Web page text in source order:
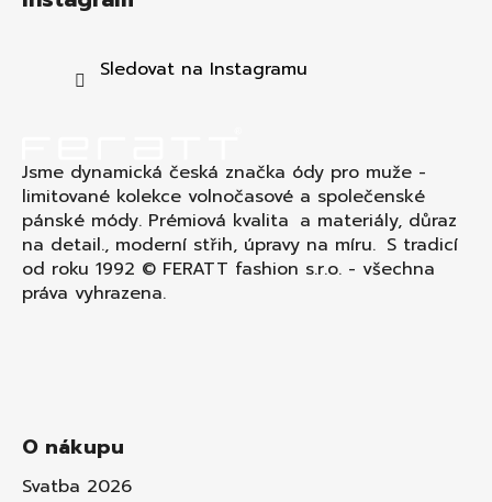
Sledovat na Instagramu
Jsme dynamická česká značka ódy pro muže -
limitované kolekce volnočasové a společenské
pánské módy. Prémiová kvalita a materiály, důraz
na detail., moderní střih, úpravy na míru. S tradicí
od roku 1992 © FERATT fashion s.r.o. - všechna
práva vyhrazena.
O nákupu
Svatba 2026